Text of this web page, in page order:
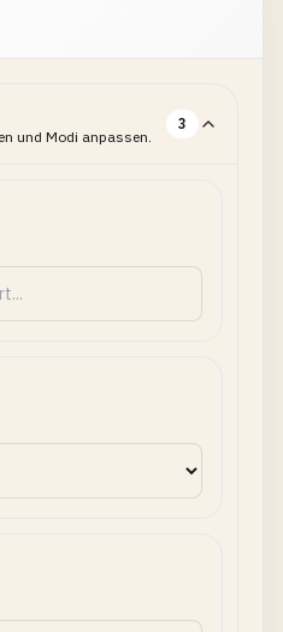
und Modi anpassen.
3